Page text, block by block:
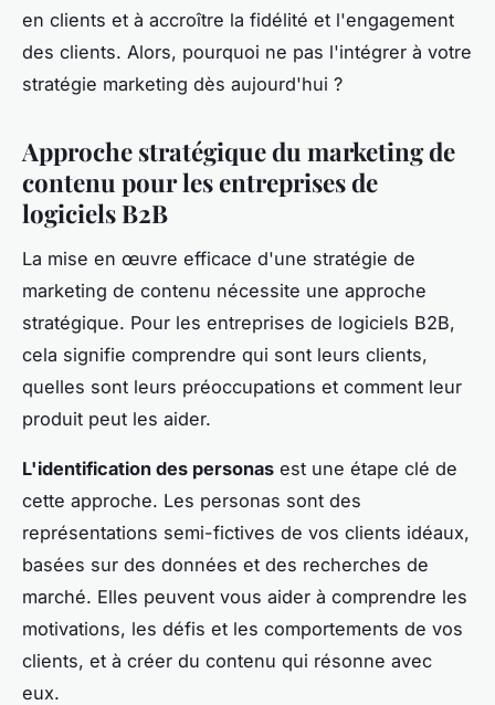
en clients et à accroître la fidélité et l'engagement
des clients. Alors, pourquoi ne pas l'intégrer à votre
stratégie marketing dès aujourd'hui ?
Approche stratégique du marketing de
contenu pour les entreprises de
logiciels B2B
La mise en œuvre efficace d'une stratégie de
marketing de contenu nécessite une approche
stratégique. Pour les entreprises de logiciels B2B,
cela signifie comprendre qui sont leurs clients,
quelles sont leurs préoccupations et comment leur
produit peut les aider.
L'identification des personas est une étape clé de
cette approche. Les personas sont des
représentations semi-fictives de vos clients idéaux,
basées sur des données et des recherches de
marché. Elles peuvent vous aider à comprendre les
motivations, les défis et les comportements de vos
clients, et à créer du contenu qui résonne avec
eux.